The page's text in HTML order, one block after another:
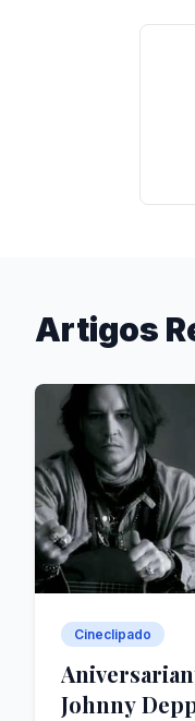
Artigos
Cineclipado
Johnny